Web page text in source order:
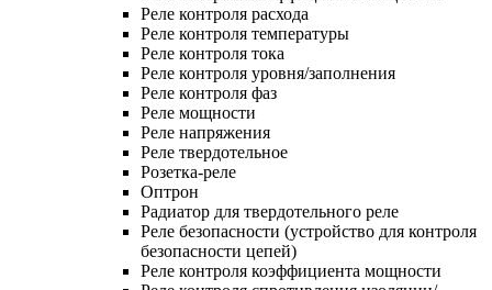
Реле контроля расхода
Реле контроля температуры
Реле контроля тока
Реле контроля уровня/заполнения
Реле контроля фаз
Реле мощности
Реле напряжения
Реле твердотельное
Розетка-реле
Оптрон
Радиатор для твердотельного реле
Реле безопасности (устройство для контроля
безопасности цепей)
Реле контроля коэффициента мощности